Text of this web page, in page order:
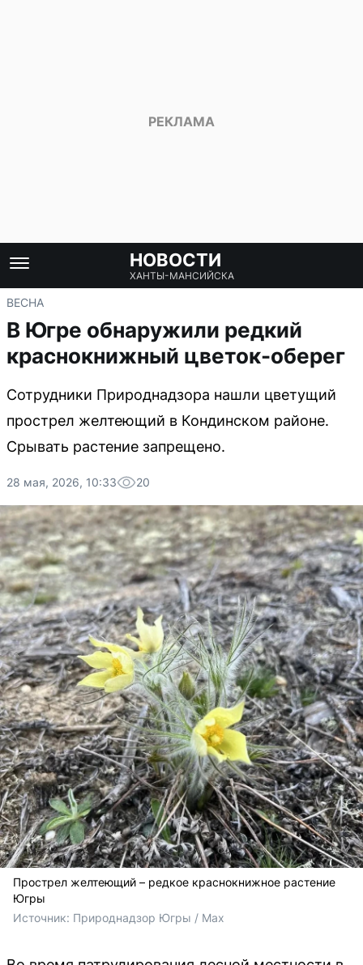
НОВОСТИ
ХАНТЫ-МАНСИЙСКА
ВЕСНА
В Югре обнаружили редкий
краснокнижный цветок-оберег
Сотрудники Природнадзора нашли цветущий
прострел желтеющий в Кондинском районе.
Срывать растение запрещено.
28 мая, 2026, 10:33 20
Прострел желтеющий – редкое краснокнижное растение
Югры
Источник: Природнадзор Югры / Max